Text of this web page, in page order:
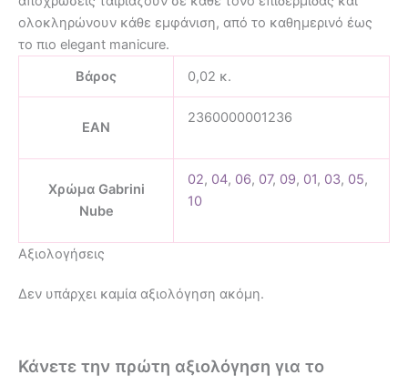
ολοκληρώνουν κάθε εμφάνιση, από το καθημερινό έως
το πιο elegant manicure.
Βάρος
0,02 κ.
EAN
2360000001236
Χρώμα Gabrini
Nube
02, 04, 06, 07, 09, 01, 03, 05,
10
Αξιολογήσεις
Δεν υπάρχει καμία αξιολόγηση ακόμη.
Κάνετε την πρώτη αξιολόγηση για το